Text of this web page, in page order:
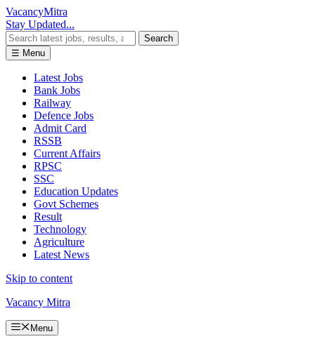
VacancyMitra
Stay Updated...
Search
☰ Menu
Latest Jobs
Bank Jobs
Railway
Defence Jobs
Admit Card
RSSB
Current Affairs
RPSC
SSC
Education Updates
Govt Schemes
Result
Technology
Agriculture
Latest News
Skip to content
Vacancy Mitra
Menu